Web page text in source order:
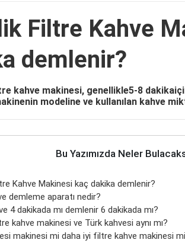
Filtre Kahve
demlenir?
kahve makinesi, genellikle5-8
modeline ve kullanılan kahve
Bu Yazımızda Neler
Kahve Makinesi kaç dakika demlenir?
demleme aparatı nedir?
4 dakikada mı demlenir 6 dakikada mı?
kahve makinesi ve Türk kahvesi aynı mı?
makinesi mi daha iyi filtre kahve makinesi